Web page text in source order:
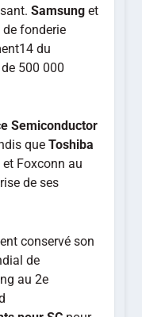
Samsung et
fonderie
du
500 000
Semiconductor
queToshiba
Foxconn au
de ses
conservé son
de
au 2e